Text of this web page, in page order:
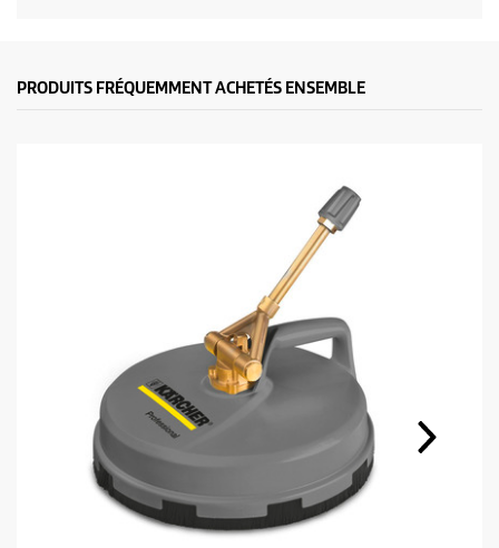
PRODUITS FRÉQUEMMENT ACHETÉS ENSEMBLE